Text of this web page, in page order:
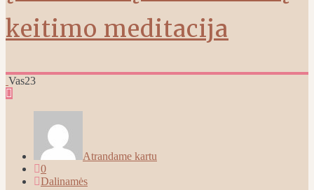
keitimo meditacija
Vas23
Atrandame kartu
0
Dalinamės